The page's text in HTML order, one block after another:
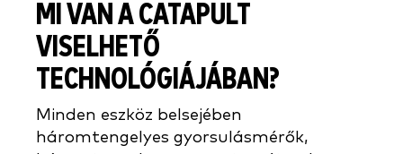
MI VAN A CATAPULT
VISELHETŐ
TECHNOLÓGIÁJÁBAN?
Minden eszköz belsejében
háromtengelyes gyorsulásmérők,